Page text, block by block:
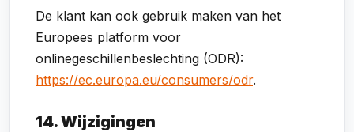
De klant kan ook gebruik maken van het
Europees platform voor
onlinegeschillenbeslechting (ODR):
https://ec.europa.eu/consumers/odr.
14. Wijzigingen